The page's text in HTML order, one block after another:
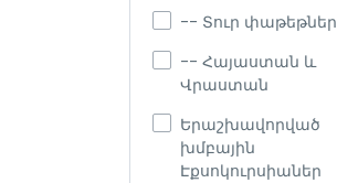
-- Տուր փաթեթներ
-- Հայաստան և
Վրաստան
Երաշխավորված
խմբային
Էքսոկուրսիաներ